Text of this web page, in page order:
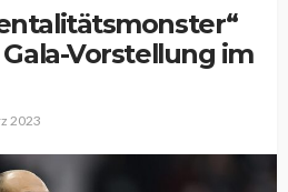
Vorstellung im
2023